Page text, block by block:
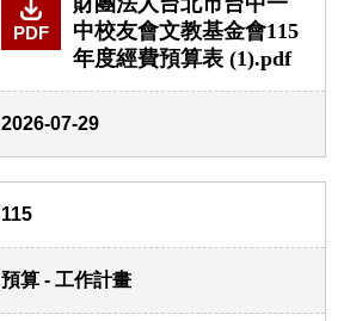
PDF
中校友會文教基金會115
年度經費預算表 (1).pdf
2026-07-29
115
預算 - 工作計畫